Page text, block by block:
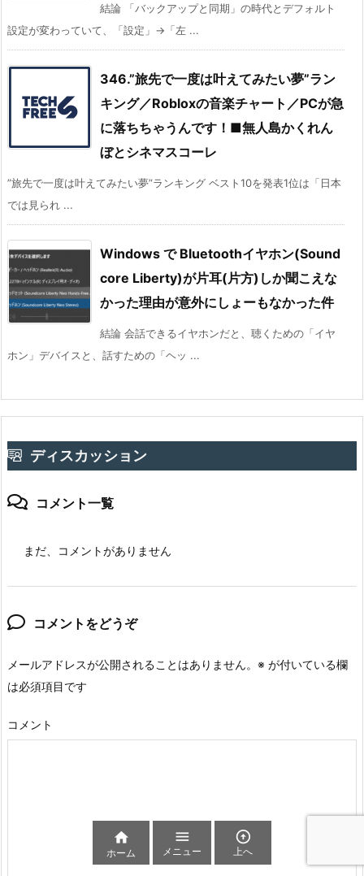
結論 「バックアップと同期」の時代とデフォルト
設定が変わっていて、「設定」→「左 ...
346.”旅先で一度は叶えてみたい夢”ラン
キング／Robloxの音楽チャート／PCが急
に落ちちゃうんです！■無人島かくれん
ぼとシネマスコーレ
”旅先で一度は叶えてみたい夢”ランキング ベスト10を発表1位は「日本
では見られ ...
Windows で Bluetoothイヤホン(Sound
core Liberty)が片耳(片方)しか聞こえな
かった理由が意外にしょーもなかった件
結論 会話できるイヤホンだと、聴くための「イヤ
ホン」デバイスと、話すための「ヘッ ...
ディスカッション
コメント一覧
まだ、コメントがありません
コメントをどうぞ
メールアドレスが公開されることはありません。 ※ が付いている欄
は必須項目です
コメント

ホーム

メニュー

上へ